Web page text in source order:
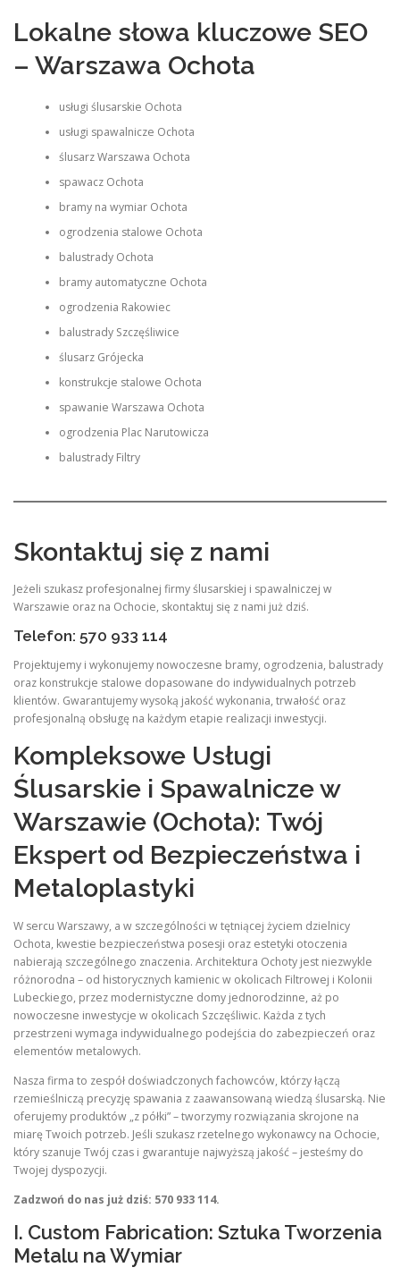
Lokalne słowa kluczowe SEO
– Warszawa Ochota
usługi ślusarskie Ochota
usługi spawalnicze Ochota
ślusarz Warszawa Ochota
spawacz Ochota
bramy na wymiar Ochota
ogrodzenia stalowe Ochota
balustrady Ochota
bramy automatyczne Ochota
ogrodzenia Rakowiec
balustrady Szczęśliwice
ślusarz Grójecka
konstrukcje stalowe Ochota
spawanie Warszawa Ochota
ogrodzenia Plac Narutowicza
balustrady Filtry
Skontaktuj się z nami
Jeżeli szukasz profesjonalnej firmy ślusarskiej i spawalniczej w
Warszawie oraz na Ochocie, skontaktuj się z nami już dziś.
Telefon: 570 933 114
Projektujemy i wykonujemy nowoczesne bramy, ogrodzenia, balustrady
oraz konstrukcje stalowe dopasowane do indywidualnych potrzeb
klientów. Gwarantujemy wysoką jakość wykonania, trwałość oraz
profesjonalną obsługę na każdym etapie realizacji inwestycji.
Kompleksowe Usługi
Ślusarskie i Spawalnicze w
Warszawie (Ochota): Twój
Ekspert od Bezpieczeństwa i
Metaloplastyki
W sercu Warszawy, a w szczególności w tętniącej życiem dzielnicy
Ochota, kwestie bezpieczeństwa posesji oraz estetyki otoczenia
nabierają szczególnego znaczenia. Architektura Ochoty jest niezwykle
różnorodna – od historycznych kamienic w okolicach Filtrowej i Kolonii
Lubeckiego, przez modernistyczne domy jednorodzinne, aż po
nowoczesne inwestycje w okolicach Szczęśliwic. Każda z tych
przestrzeni wymaga indywidualnego podejścia do zabezpieczeń oraz
elementów metalowych.
Nasza firma to zespół doświadczonych fachowców, którzy łączą
rzemieślniczą precyzję spawania z zaawansowaną wiedzą ślusarską. Nie
oferujemy produktów „z półki” – tworzymy rozwiązania skrojone na
miarę Twoich potrzeb. Jeśli szukasz rzetelnego wykonawcy na Ochocie,
który szanuje Twój czas i gwarantuje najwyższą jakość – jesteśmy do
Twojej dyspozycji.
Zadzwoń do nas już dziś: 570 933 114.
I. Custom Fabrication: Sztuka Tworzenia
Metalu na Wymiar